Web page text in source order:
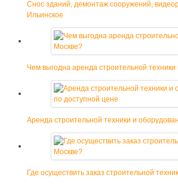
Снос зданий, демонтаж сооружений,
Ильинское
Чем выгодна аренда строительной техники
Аренда строительной техники и
Где осуществить заказ строительной